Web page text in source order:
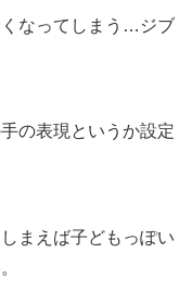
なってしまう…ジブ
の表現というか設定
まえば子どもっぽい